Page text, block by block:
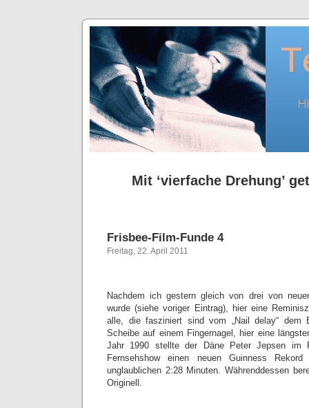
Mit ‘vierfache Drehung’
Frisbee-Film-Funde 4
Freitag, 22. April 2011
Nachdem ich gestern gleich von drei von
wurde (siehe voriger Eintrag), hier eine
alle, die fasziniert sind vom „Nail delay“ dem
Scheibe auf einem Fingernagel, hier eine
Jahr 1990 stellte der Däne Peter Jepsen im
Fernsehshow einen neuen Guinness
unglaublichen 2:28 Minuten. Währenddessen
Originell.